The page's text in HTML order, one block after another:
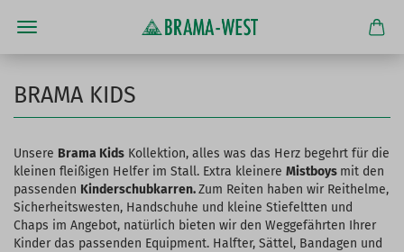
BRAMA KIDS
Unsere Brama Kids Kollektion, alles was das Herz begehrt für die
kleinen fleißigen Helfer im Stall. Extra kleinere Mistboys mit den
passenden Kinderschubkarren.Zum Reiten haben wir Reithelme,
Sicherheitswesten, Handschuhe und kleine Stiefeltten und
Chaps im Angebot, natürlich bieten wir den Weggefährten Ihrer
Kinder das passenden Equipment. Halfter, Sättel, Bandagen und